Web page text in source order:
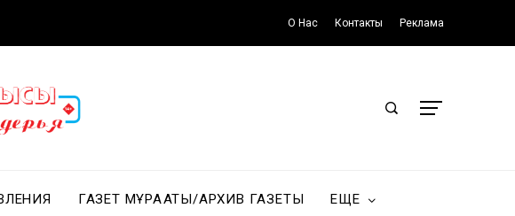
О Нас Контакты Реклама
ГАЗЕТ МҰРАҒАТЫ/АРХИВ ГАЗЕТЫ ЕЩЕ